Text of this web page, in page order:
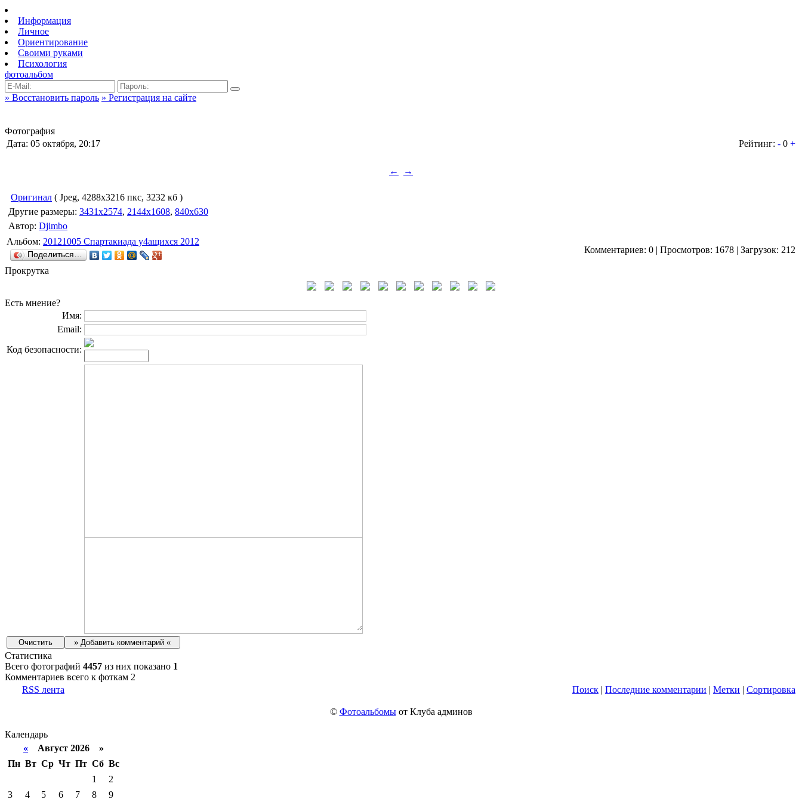
Информация
Личное
Ориентирование
Своими руками
Психология
фотоальбом
» Восстановить пароль » Регистрация на сайте
Фотография
Дата: 05 октября, 20:17
Рейтинг: - 0 +
← →
Оригинал ( Jpeg, 4288x3216 пкс, 3232 кб )
Другие размеры: 3431x2574, 2144x1608, 840x630
Автор: Djimbo
Альбом: 20121005 Спартакиада у4ащихся 2012
Поделиться… Комментариев: 0 | Просмотров: 1678 | Загрузок: 212
Прокрутка
Есть мнение?
Имя:
Email:
Код безопасности:
Статистика
Всего фотографий 4457 из них показано 1
Комментариев всего к фоткам 2
RSS лента
Поиск | Последние комментарии | Метки | Сортировка
© Фотоальбомыот Клуба админов
Календарь
« Август 2026 »
Пн Вт Ср Чт Пт Сб Вс
1
2
3
4 5 6 7 8 9